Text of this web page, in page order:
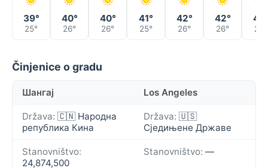
39°
25°
40°
26°
40°
26°
41°
25°
42°
26°
42°
26° 26°
Činjenice o gradu
Шангај Los Angeles
Država: 🇨🇳 Народна
република Кина
Država: 🇺🇸
Сједињене Државе
Stanovništvo:
24,874,500
Stanovništvo: —